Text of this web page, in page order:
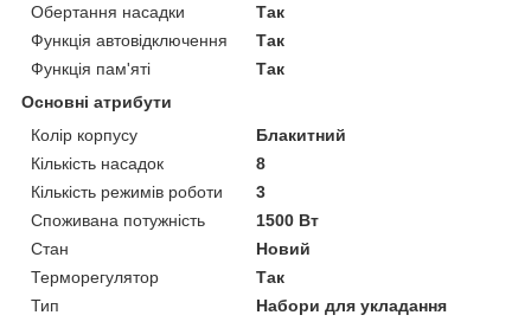
Обертання насадки
Так
Функція автовідключення
Так
Функція пам'яті
Так
Основні атрибути
Колір корпусу
Блакитний
Кількість насадок
8
Кількість режимів роботи
3
Споживана потужність
1500 Вт
Стан
Новий
Терморегулятор
Так
Тип
Набори для укладання